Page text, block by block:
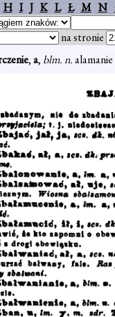
H I J K L Ł M N
na stronie
,a, blm. n.